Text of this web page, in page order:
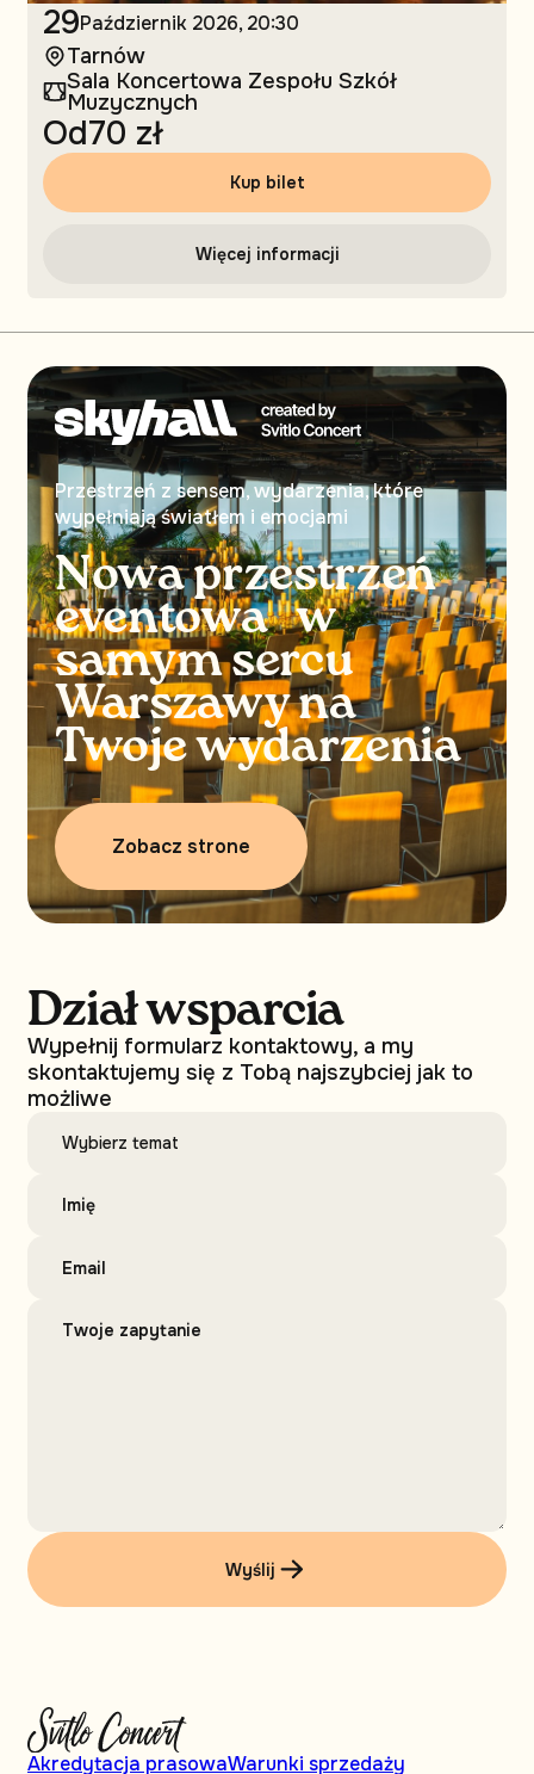
29Październik 2026, 20:30
Tarnów
Sala Koncertowa Zespołu Szkół
Muzycznych
Od70 zł
Kup bilet
Więcej informacji
Przestrzeń z sensem, wydarzenia, które
wypełniają światłem i emocjami
Nowa przestrzeń
eventowa w
samym sercu
Warszawy na
Twoje wydarzenia
Zobacz strone
Dział wsparcia
Wypełnij formularz kontaktowy, a my
skontaktujemy się z Tobą najszybciej jak to
możliwe
Wyślij
Akredytacja prasowaWarunki sprzedaży